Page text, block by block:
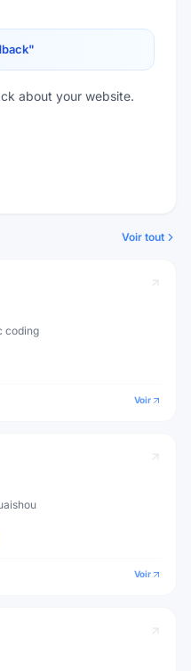
"
about your website.
Voir tout
coding
Voir
Voir